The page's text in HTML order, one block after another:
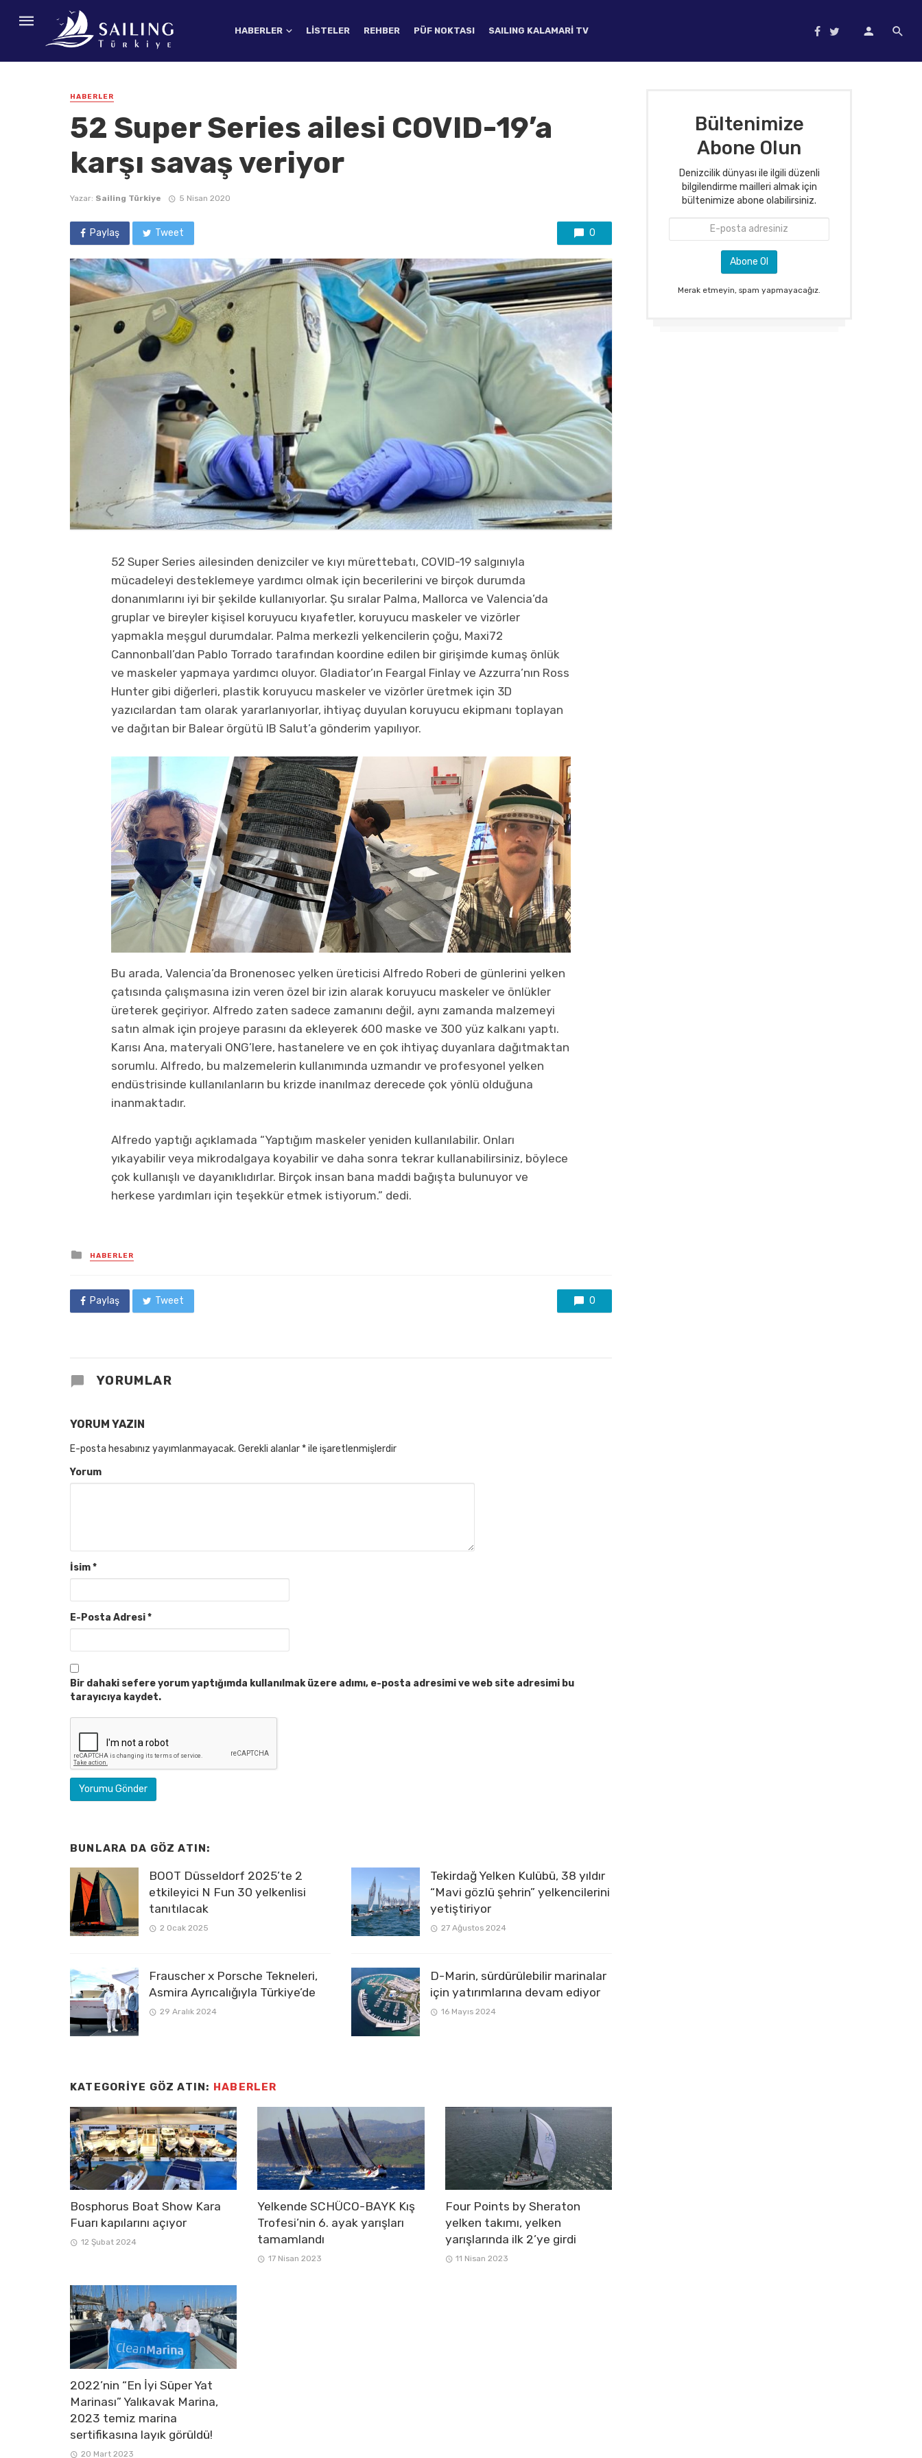
HABERLER LISTELER REHBER PÜF NOKTASI SAILING KALAMARI TV
HABERLER
52 Super Series ailesi COVID-19’a
karşı savaş veriyor
Yazar: Sailing Türkiye 5 Nisan 2020
Paylaş Tweet 0
52 Super Series ailesinden denizciler ve kıyı mürettebatı, COVID-19 salgınıyla
mücadeleyi desteklemeye yardımcı olmak için becerilerini ve birçok durumda
donanımlarını iyi bir şekilde kullanıyorlar. Şu sıralar Palma, Mallorca ve Valencia’da
gruplar ve bireyler kişisel koruyucu kıyafetler, koruyucu maskeler ve vizörler
yapmakla meşgul durumdalar. Palma merkezli yelkencilerin çoğu, Maxi72
Cannonball’dan Pablo Torrado tarafından koordine edilen bir girişimde kumaş önlük
ve maskeler yapmaya yardımcı oluyor. Gladiator’ın Feargal Finlay ve Azzurra’nın Ross
Hunter gibi diğerleri, plastik koruyucu maskeler ve vizörler üretmek için 3D
yazıcılardan tam olarak yararlanıyorlar, ihtiyaç duyulan koruyucu ekipmanı toplayan
ve dağıtan bir Balear örgütü IB Salut’a gönderim yapılıyor.
Bu arada, Valencia’da Bronenosec yelken üreticisi Alfredo Roberi de günlerini yelken
çatısında çalışmasına izin veren özel bir izin alarak koruyucu maskeler ve önlükler
üreterek geçiriyor. Alfredo zaten sadece zamanını değil, aynı zamanda malzemeyi
satın almak için projeye parasını da ekleyerek 600 maske ve 300 yüz kalkanı yaptı.
Karısı Ana, materyali ONG’lere, hastanelere ve en çok ihtiyaç duyanlara dağıtmaktan
sorumlu. Alfredo, bu malzemelerin kullanımında uzmandır ve profesyonel yelken
endüstrisinde kullanılanların bu krizde inanılmaz derecede çok yönlü olduğuna
inanmaktadır.
Alfredo yaptığı açıklamada “Yaptığım maskeler yeniden kullanılabilir. Onları
yıkayabilir veya mikrodalgaya koyabilir ve daha sonra tekrar kullanabilirsiniz, böylece
çok kullanışlı ve dayanıklıdırlar. Birçok insan bana maddi bağışta bulunuyor ve
herkese yardımları için teşekkür etmek istiyorum.” dedi.
Posted
in
HABERLER
Paylaş Tweet 0
YORUMLAR
YORUM YAZIN
E-posta hesabınız yayımlanmayacak. Gerekli alanlar *ile işaretlenmişlerdir
Yorum
İsim*
E-Posta Adresi*
Bir dahaki sefere yorum yaptığımda kullanılmak üzere adımı, e-posta adresimi ve web site adresimi bu
tarayıcıya kaydet.
BUNLARA DA GÖZ ATIN:
BOOT Düsseldorf 2025’te 2
etkileyici N Fun 30 yelkenlisi
tanıtılacak
2 Ocak 2025
Frauscher x Porsche Tekneleri,
Asmira Ayrıcalığıyla Türkiye’de
29 Aralık 2024
Tekirdağ Yelken Kulübü, 38 yıldır
“Mavi gözlü şehrin” yelkencilerini
yetiştiriyor
27 Ağustos 2024
D-Marin, sürdürülebilir marinalar
için yatırımlarına devam ediyor
16 Mayıs 2024
KATEGORIYE GÖZ ATIN: HABERLER
Bosphorus Boat Show Kara
Fuarı kapılarını açıyor
12 Şubat 2024
Yelkende SCHÜCO-BAYK Kış
Trofesi’nin 6. ayak yarışları
tamamlandı
17 Nisan 2023
Four Points by Sheraton
yelken takımı, yelken
yarışlarında ilk 2’ye girdi
11 Nisan 2023
2022’nin “En İyi Süper Yat
Marinası” Yalıkavak Marina,
2023 temiz marina
sertifikasına layık görüldü!
20 Mart 2023
Bültenimize
Abone Olun
Denizcilik dünyası ile ilgili düzenli
bilgilendirme mailleri almak için
bültenimize abone olabilirsiniz.
Merak etmeyin, spam yapmayacağız.